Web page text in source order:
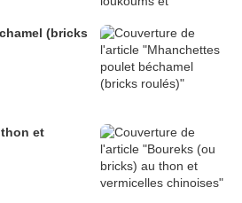
(bricks
et